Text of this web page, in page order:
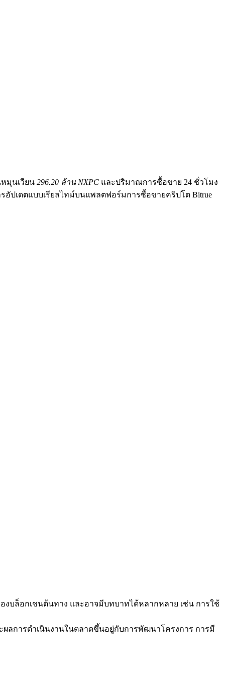
มุนเวียน 296.20 ล้าน NXPC และปริมาณการซื้อขาย 24 ชั่วโมง
ปเดตแบบเรียลไทม์บนแพลตฟอร์มการซื้อขายคริปโต Bitrue
งบล็อกเชนต้นทาง และอาจมีบทบาทได้หลากหลาย เช่น การใช้
ลการดำเนินงานในตลาดขึ้นอยู่กับการพัฒนาโครงการ การมี